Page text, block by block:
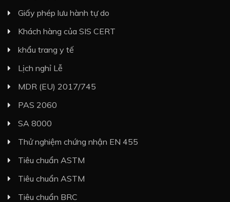
Giấy phép lưu hành tự do
Khách hàng của SIS CERT
khẩu trang y tế
Lịch nghỉ Lễ
MDR (EU) 2017/745
PAS 2060
SA 8000
Thử nghiệm chứng nhận EN 455
Tiêu chuẩn ASTM
Tiêu chuẩn ASTM
Tiêu chuẩn BRC